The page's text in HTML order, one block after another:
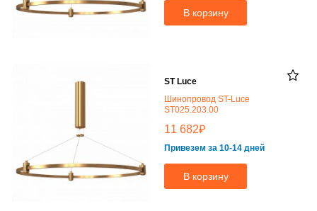
В корзину
ST Luce
Шинопровод ST-Luce
ST025.203.00
11 682₽
Привезем за 10-14 дней
В корзину